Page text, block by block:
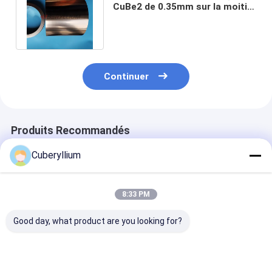
CuBe2 de 0.35mm sur la moitié
Continuer
Produits Recommandés
Cuberyllium
8:33 PM
Good day, what product are you looking for?